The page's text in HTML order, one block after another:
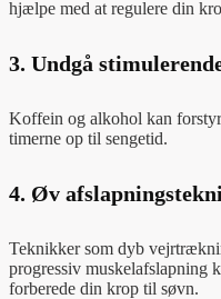
hjælpe med at regulere din
3. Undgå
Koffein og alkohol kan
timerne op til sengetid.
4. Øv
Teknikker som dyb
progressiv muskelafslapning
forberede din krop til søvn.